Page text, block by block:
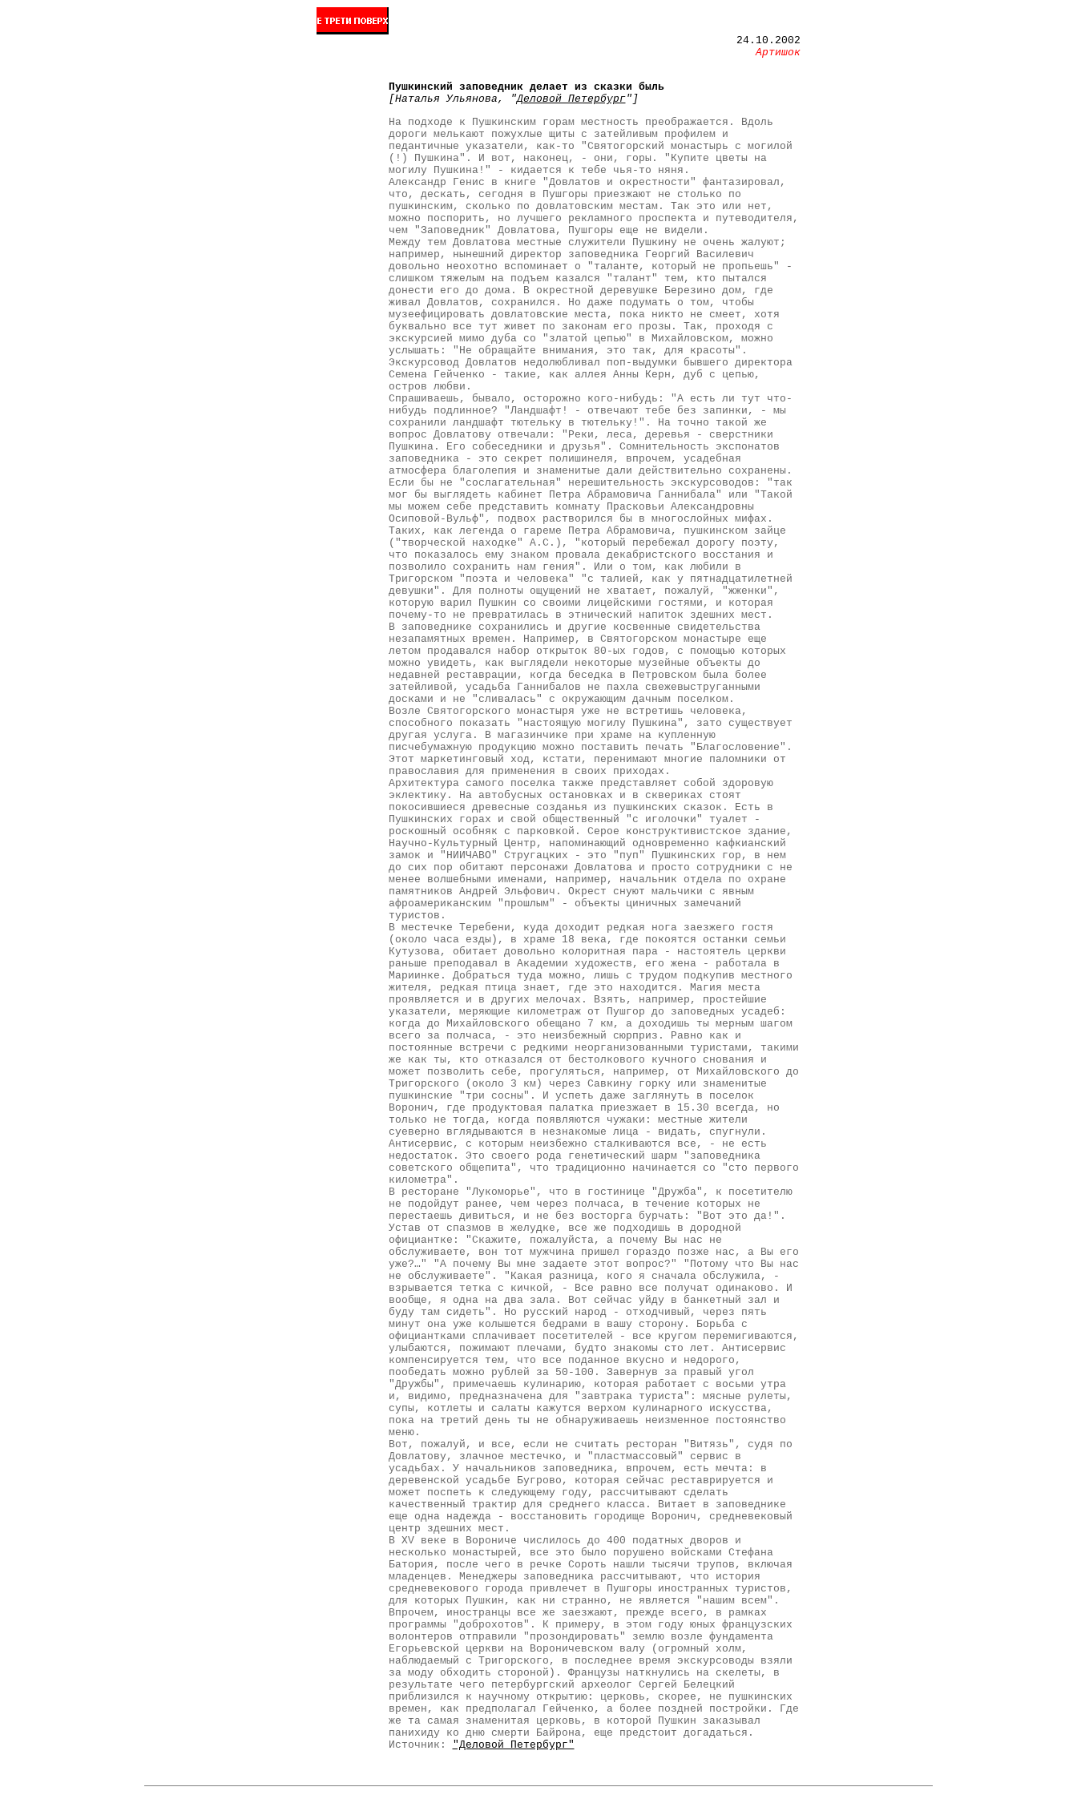
24.10.2002
Артишок
Пушкинский заповедник делает из сказки быль
[Наталья Ульянова, "Деловой Петербург"]
На подходе к Пушкинским горам местность преображается. Вдоль
дороги мелькают пожухлые щиты с затейливым профилем и
педантичные указатели, как-то "Святогорский монастырь с могилой
(!) Пушкина". И вот, наконец, - они, горы. "Купите цветы на
могилу Пушкина!" - кидается к тебе чья-то няня.
Александр Генис в книге "Довлатов и окрестности" фантазировал,
что, дескать, сегодня в Пушгоры приезжают не столько по
пушкинским, сколько по довлатовским местам. Так это или нет,
можно поспорить, но лучшего рекламного проспекта и путеводителя,
чем "Заповедник" Довлатова, Пушгоры еще не видели.
Между тем Довлатова местные служители Пушкину не очень жалуют;
например, нынешний директор заповедника Георгий Василевич
довольно неохотно вспоминает о "таланте, который не пропьешь" -
слишком тяжелым на подъем казался "талант" тем, кто пытался
донести его до дома. В окрестной деревушке Березино дом, где
живал Довлатов, сохранился. Но даже подумать о том, чтобы
музеефицировать довлатовские места, пока никто не смеет, хотя
буквально все тут живет по законам его прозы. Так, проходя с
экскурсией мимо дуба со "златой цепью" в Михайловском, можно
услышать: "Не обращайте внимания, это так, для красоты".
Экскурсовод Довлатов недолюбливал поп-выдумки бывшего директора
Семена Гейченко - такие, как аллея Анны Керн, дуб с цепью,
остров любви.
Спрашиваешь, бывало, осторожно кого-нибудь: "А есть ли тут что-
нибудь подлинное? "Ландшафт! - отвечают тебе без запинки, - мы
сохранили ландшафт тютельку в тютельку!". На точно такой же
вопрос Довлатову отвечали: "Реки, леса, деревья - сверстники
Пушкина. Его собеседники и друзья". Сомнительность экспонатов
заповедника - это секрет полишинеля, впрочем, усадебная
атмосфера благолепия и знаменитые дали действительно сохранены.
Если бы не "сослагательная" нерешительность экскурсоводов: "так
мог бы выглядеть кабинет Петра Абрамовича Ганнибала" или "Такой
мы можем себе представить комнату Прасковьи Александровны
Осиповой-Вульф", подвох растворился бы в многослойных мифах.
Таких, как легенда о гареме Петра Абрамовича, пушкинском зайце
("творческой находке" А.С.), "который перебежал дорогу поэту,
что показалось ему знаком провала декабристского восстания и
позволило сохранить нам гения". Или о том, как любили в
Тригорском "поэта и человека" "с талией, как у пятнадцатилетней
девушки". Для полноты ощущений не хватает, пожалуй, "жженки",
которую варил Пушкин со своими лицейскими гостями, и которая
почему-то не превратилась в этнический напиток здешних мест.
В заповеднике сохранились и другие косвенные свидетельства
незапамятных времен. Например, в Святогорском монастыре еще
летом продавался набор открыток 80-ых годов, с помощью которых
можно увидеть, как выглядели некоторые музейные объекты до
недавней реставрации, когда беседка в Петровском была более
затейливой, усадьба Ганнибалов не пахла свежевыструганными
досками и не "сливалась" с окружающим дачным поселком.
Возле Святогорского монастыря уже не встретишь человека,
способного показать "настоящую могилу Пушкина", зато существует
другая услуга. В магазинчике при храме на купленную
писчебумажную продукцию можно поставить печать "Благословение".
Этот маркетинговый ход, кстати, перенимают многие паломники от
православия для применения в своих приходах.
Архитектура самого поселка также представляет собой здоровую
эклектику. На автобусных остановках и в сквериках стоят
покосившиеся древесные созданья из пушкинских сказок. Есть в
Пушкинских горах и свой общественный "с иголочки" туалет -
роскошный особняк с парковкой. Серое конструктивистское здание,
Научно-Культурный Центр, напоминающий одновременно кафкианский
замок и "НИИЧАВО" Стругацких - это "пуп" Пушкинских гор, в нем
до сих пор обитают персонажи Довлатова и просто сотрудники с не
менее волшебными именами, например, начальник отдела по охране
памятников Андрей Эльфович. Окрест снуют мальчики с явным
афроамериканским "прошлым" - объекты циничных замечаний
туристов.
В местечке Теребени, куда доходит редкая нога заезжего гостя
(около часа езды), в храме 18 века, где покоятся останки семьи
Кутузова, обитает довольно колоритная пара - настоятель церкви
раньше преподавал в Академии художеств, его жена - работала в
Мариинке. Добраться туда можно, лишь с трудом подкупив местного
жителя, редкая птица знает, где это находится. Магия места
проявляется и в других мелочах. Взять, например, простейшие
указатели, меряющие километраж от Пушгор до заповедных усадеб:
когда до Михайловского обещано 7 км, а доходишь ты мерным шагом
всего за полчаса, - это неизбежный сюрприз. Равно как и
постоянные встречи с редкими неорганизованными туристами, такими
же как ты, кто отказался от бестолкового кучного снования и
может позволить себе, прогуляться, например, от Михайловского до
Тригорского (около 3 км) через Савкину горку или знаменитые
пушкинские "три сосны". И успеть даже заглянуть в поселок
Воронич, где продуктовая палатка приезжает в 15.30 всегда, но
только не тогда, когда появляются чужаки: местные жители
суеверно вглядываются в незнакомые лица - видать, спугнули.
Антисервис, с которым неизбежно сталкиваются все, - не есть
недостаток. Это своего рода генетический шарм "заповедника
советского общепита", что традиционно начинается со "сто первого
километра".
В ресторане "Лукоморье", что в гостинице "Дружба", к посетителю
не подойдут ранее, чем через полчаса, в течение которых не
перестаешь дивиться, и не без восторга бурчать: "Вот это да!".
Устав от спазмов в желудке, все же подходишь в дородной
официантке: "Скажите, пожалуйста, а почему Вы нас не
обслуживаете, вон тот мужчина пришел гораздо позже нас, а Вы его
уже?…" "А почему Вы мне задаете этот вопрос?" "Потому что Вы нас
не обслуживаете". "Какая разница, кого я сначала обслужила, -
взрывается тетка с кичкой, - Все равно все получат одинаково. И
вообще, я одна на два зала. Вот сейчас уйду в банкетный зал и
буду там сидеть". Но русский народ - отходчивый, через пять
минут она уже колышется бедрами в вашу сторону. Борьба с
официантками сплачивает посетителей - все кругом перемигиваются,
улыбаются, пожимают плечами, будто знакомы сто лет. Антисервис
компенсируется тем, что все поданное вкусно и недорого,
пообедать можно рублей за 50-100. Завернув за правый угол
"Дружбы", примечаешь кулинарию, которая работает с восьми утра
и, видимо, предназначена для "завтрака туриста": мясные рулеты,
супы, котлеты и салаты кажутся верхом кулинарного искусства,
пока на третий день ты не обнаруживаешь неизменное постоянство
меню.
Вот, пожалуй, и все, если не считать ресторан "Витязь", судя по
Довлатову, злачное местечко, и "пластмассовый" сервис в
усадьбах. У начальников заповедника, впрочем, есть мечта: в
деревенской усадьбе Бугрово, которая сейчас реставрируется и
может поспеть к следующему году, рассчитывают сделать
качественный трактир для среднего класса. Витает в заповеднике
еще одна надежда - восстановить городище Воронич, средневековый
центр здешних мест.
В XV веке в Ворониче числилось до 400 податных дворов и
несколько монастырей, все это было порушено войсками Стефана
Батория, после чего в речке Сороть нашли тысячи трупов, включая
младенцев. Менеджеры заповедника рассчитывают, что история
средневекового города привлечет в Пушгоры иностранных туристов,
для которых Пушкин, как ни странно, не является "нашим всем".
Впрочем, иностранцы все же заезжают, прежде всего, в рамках
программы "доброхотов". К примеру, в этом году юных французских
волонтеров отправили "прозондировать" землю возле фундамента
Егорьевской церкви на Вороничевском валу (огромный холм,
наблюдаемый с Тригорского, в последнее время экскурсоводы взяли
за моду обходить стороной). Французы наткнулись на скелеты, в
результате чего петербургский археолог Сергей Белецкий
приблизился к научному открытию: церковь, скорее, не пушкинских
времен, как предполагал Гейченко, а более поздней постройки. Где
же та самая знаменитая церковь, в которой Пушкин заказывал
панихиду ко дню смерти Байрона, еще предстоит догадаться.
Источник: "Деловой Петербург"